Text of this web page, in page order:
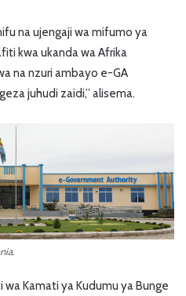
na ujengaji wa mifumo ya
kwa ukanda wa Afrika
na nzuri ambayo e-GA
juhudi zaidi,” alisema.
Kamati ya Kudumu ya Bunge